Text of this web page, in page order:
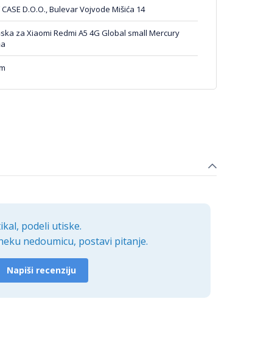
CASE D.O.O., Bulevar Vojvode Mišića 14
za Xiaomi Redmi A5 4G Global small Mercury
podeli utiske.
nedoumicu, postavi pitanje.
Napiši recenziju